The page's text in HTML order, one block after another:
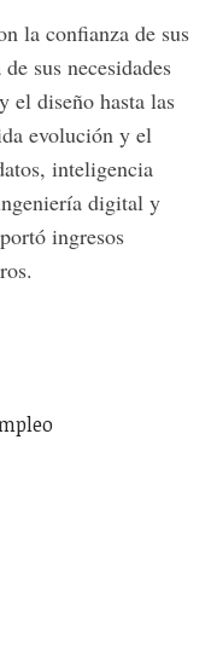
la confianza de sus
sus necesidades
el diseño hasta las
evolución y el
inteligencia
digital y
ingresos